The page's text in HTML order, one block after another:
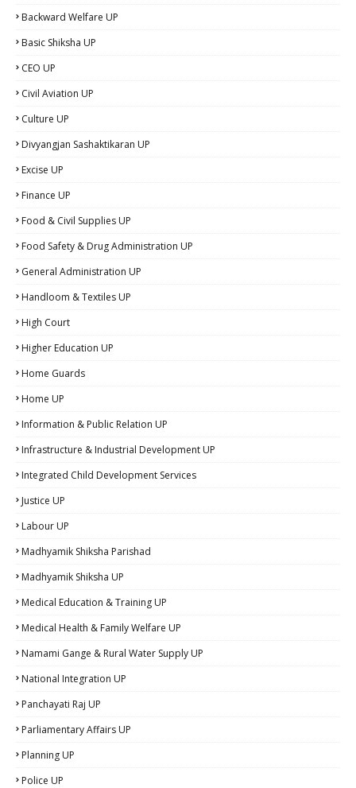
Backward Welfare UP
Basic Shiksha UP
CEO UP
Civil Aviation UP
Culture UP
Divyangjan Sashaktikaran UP
Excise UP
Finance UP
Food & Civil Supplies UP
Food Safety & Drug Administration UP
General Administration UP
Handloom & Textiles UP
High Court
Higher Education UP
Home Guards
Home UP
Information & Public Relation UP
Infrastructure & Industrial Development UP
Integrated Child Development Services
Justice UP
Labour UP
Madhyamik Shiksha Parishad
Madhyamik Shiksha UP
Medical Education & Training UP
Medical Health & Family Welfare UP
Namami Gange & Rural Water Supply UP
National Integration UP
Panchayati Raj UP
Parliamentary Affairs UP
Planning UP
Police UP